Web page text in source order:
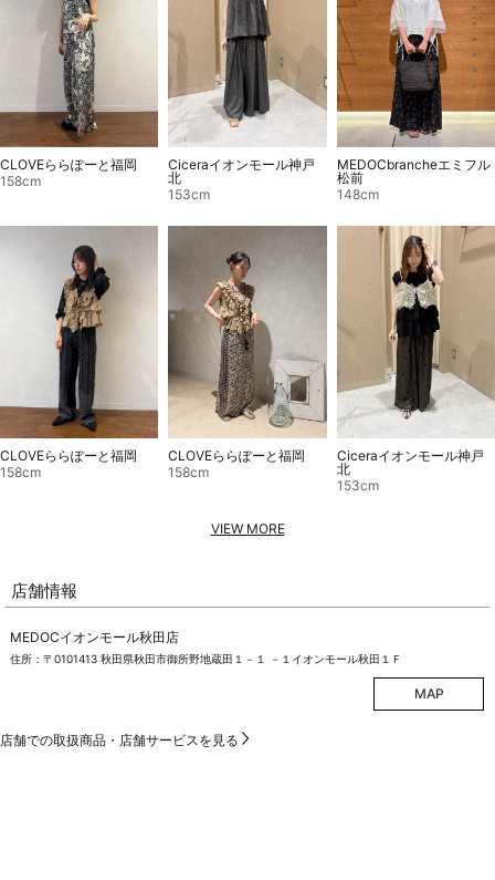
CLOVEららぽーと福岡
158cm
Ciceraイオンモール神戸
北
153cm
MEDOCbrancheエミフル
松前
148cm
CLOVEららぽーと福岡
158cm
CLOVEららぽーと福岡
158cm
Ciceraイオンモール神戸
北
153cm
VIEW MORE
店舗情報
MEDOCイオンモール秋田店
住所：〒0101413 秋田県秋田市御所野地蔵田１－１ －１イオンモール秋田１Ｆ
MAP
店舗での取扱商品・店舗サービスを見る